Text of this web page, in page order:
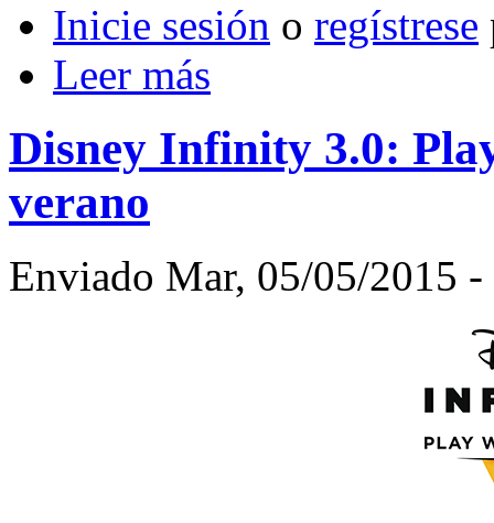
Inicie sesión o regístrese
Leer más
Disney Infinity 3.0:
verano
Enviado Mar, 05/05/2015